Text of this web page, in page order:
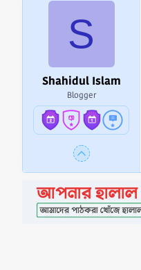
S
Shahidul Islam
Blogger